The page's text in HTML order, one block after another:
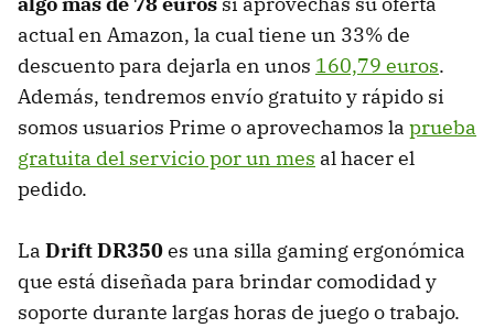
actual en Amazon, la cual tiene un 33% de
descuento para dejarla en unos 160,79 euros.
Además, tendremos envío gratuito y rápido si
somos usuarios Prime o aprovechamos la prueba
gratuita del servicio por un mes al hacer el
pedido.
La Drift DR350es una silla gaming ergonómica
que está diseñada para brindar comodidad y
soporte durante largas horas de juego o trabajo.